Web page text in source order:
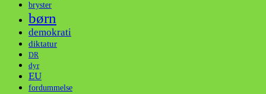
bryster
børn
demokrati
diktatur
DR
dyr
EU
fordummelse